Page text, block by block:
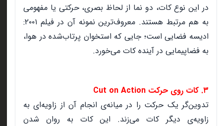
در این نوع کات، دو نما از لحاظ بصری، حرکتی یا مفهومی
به هم مرتبط هستند. معروف‌ترین نمونه آن در فیلم ۲۰۰۱:
ادیسه فضایی است؛ جایی که استخوان پرتاب‌شده در هوا،
به فضاپیمایی در آینده کات می‌خورد.
۳. کات روی حرکت Cut on Action
تدوین‌گر یک حرکت را در میانه‌ی انجام آن از زاویه‌ای به
زاویه‌ی دیگر کات می‌زند. این کات به روان شدن